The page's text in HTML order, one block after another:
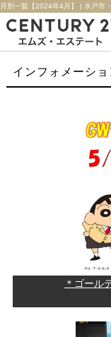
インフォメーショ
＊ゴール